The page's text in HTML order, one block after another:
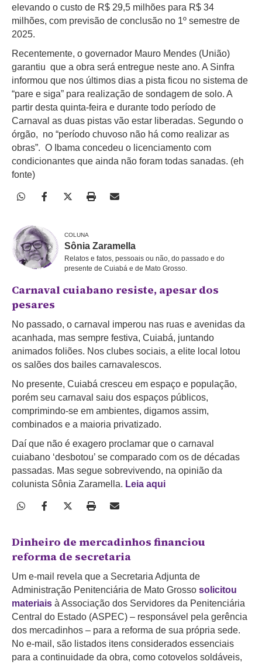
elevando o custo de R$ 29,5 milhões para R$ 34
milhões, com previsão de conclusão no 1º semestre de
2025.
Recentemente, o governador Mauro Mendes (União)
garantiu que a obra será entregue neste ano. A Sinfra
informou que nos últimos dias a pista ficou no sistema de
“pare e siga” para realização de sondagem de solo. A
partir desta quinta-feira e durante todo período de
Carnaval as duas pistas vão estar liberadas. Segundo o
órgão, no “período chuvoso não há como realizar as
obras”. O Ibama concedeu o licenciamento com
condicionantes que ainda não foram todas sanadas. (eh
fonte)
COLUNA
Sônia Zaramella
Relatos e fatos, pessoais ou não, do passado e do
presente de Cuiabá e de Mato Grosso.
Carnaval cuiabano resiste, apesar dos
pesares
No passado, o carnaval imperou nas ruas e avenidas da
acanhada, mas sempre festiva, Cuiabá, juntando
animados foliões. Nos clubes sociais, a elite local lotou
os salões dos bailes carnavalescos.
No presente, Cuiabá cresceu em espaço e população,
porém seu carnaval saiu dos espaços públicos,
comprimindo-se em ambientes, digamos assim,
combinados e a maioria privatizado.
Daí que não é exagero proclamar que o carnaval
cuiabano ‘desbotou’ se comparado com os de décadas
passadas. Mas segue sobrevivendo, na opinião da
colunista Sônia Zaramella. Leia aqui
Dinheiro de mercadinhos financiou
reforma de secretaria
Um e-mail revela que a Secretaria Adjunta de
Administração Penitenciária de Mato Grosso solicitou
materiais à Associação dos Servidores da Penitenciária
Central do Estado (ASPEC) – responsável pela gerência
dos mercadinhos – para a reforma de sua própria sede.
No e-mail, são listados itens considerados essenciais
para a continuidade da obra, como cotovelos soldáveis,